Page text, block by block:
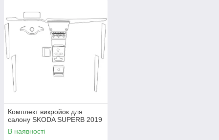
Комплект викройок для
салону SKODA SUPERB 2019
В наявності